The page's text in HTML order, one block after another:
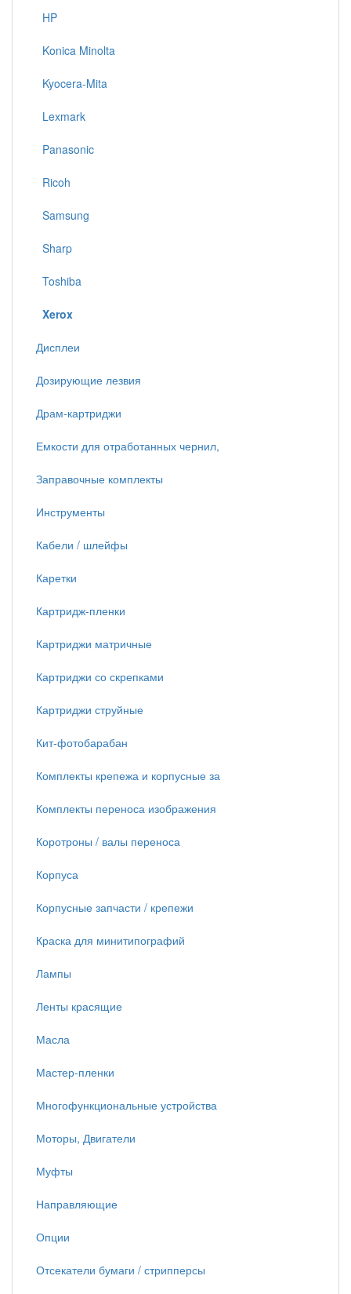
HP
Konica Minolta
Kyocera-Mita
Lexmark
Panasonic
Ricoh
Samsung
Sharp
Toshiba
Xerox
Дисплеи
Дозирующие лезвия
Драм-картриджи
Емкости для отработанных чернил,
Заправочные комплекты
Инструменты
Кабели / шлейфы
Каретки
Картридж-пленки
Картриджи матричные
Картриджи со скрепками
Картриджи струйные
Кит-фотобарабан
Комплекты крепежа и корпусные за
Комплекты переноса изображения
Коротроны / валы переноса
Корпуса
Корпусные запчасти / крепежи
Краска для минитипографий
Лампы
Ленты красящие
Масла
Мастер-пленки
Многофункциональные устройства
Моторы, Двигатели
Муфты
Направляющие
Опции
Отсекатели бумаги / стрипперсы